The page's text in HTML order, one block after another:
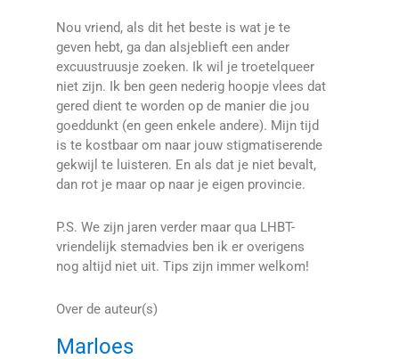
Nou vriend, als dit het beste is wat je te
geven hebt, ga dan alsjeblieft een ander
excuustruusje zoeken. Ik wil je troetelqueer
niet zijn. Ik ben geen nederig hoopje vlees dat
gered dient te worden op de manier die jou
goeddunkt (en geen enkele andere). Mijn tijd
is te kostbaar om naar jouw stigmatiserende
gekwijl te luisteren. En als dat je niet bevalt,
dan rot je maar op naar je eigen provincie.
P.S. We zijn jaren verder maar qua LHBT-
vriendelijk stemadvies ben ik er overigens
nog altijd niet uit. Tips zijn immer welkom!
Over de auteur(s)
Marloes